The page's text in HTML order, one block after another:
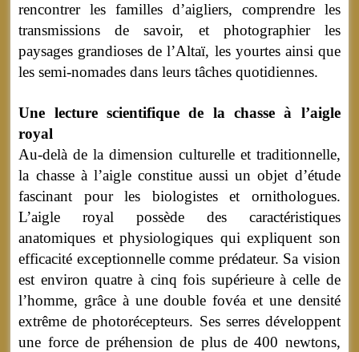
rencontrer les familles d’aigliers, comprendre les
transmissions de savoir, et photographier les
paysages grandioses de l’Altaï, les yourtes ainsi que
les semi-nomades dans leurs tâches quotidiennes.
Une lecture scientifique de la chasse à l’aigle
royal
Au-delà de la dimension culturelle et traditionnelle,
la chasse à l’aigle constitue aussi un objet d’étude
fascinant pour les biologistes et ornithologues.
L’aigle royal possède des caractéristiques
anatomiques et physiologiques qui expliquent son
efficacité exceptionnelle comme prédateur. Sa vision
est environ quatre à cinq fois supérieure à celle de
l’homme, grâce à une double fovéa et une densité
extrême de photorécepteurs. Ses serres développent
une force de préhension de plus de 400 newtons,